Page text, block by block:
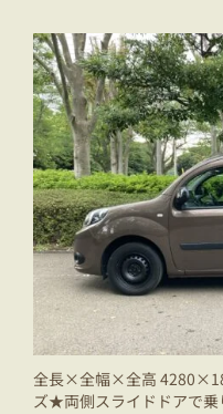
全長×全幅×全高
ズ★両側スライドドアで